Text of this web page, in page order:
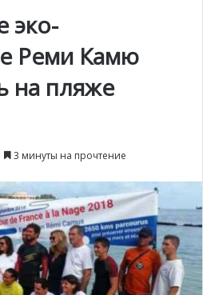
эко-
Реми Камю
на пляже
3 минуты на прочтение